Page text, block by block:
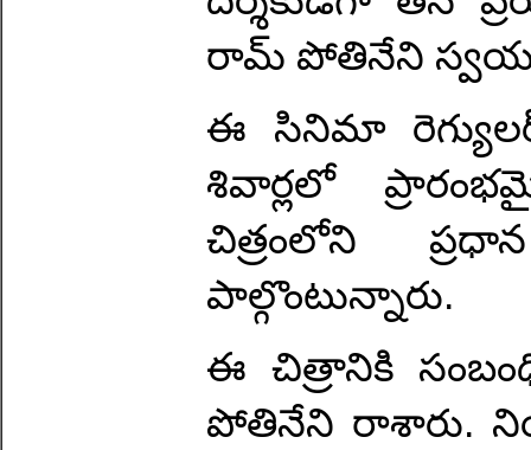
రామ్ పోతినేని
ఈ సినిమా
శివార్లలో
చిత్రంలోని
పాల్గొంటున్నారు.
ఈ చిత్రానికి
పోతినేని రాశారు.